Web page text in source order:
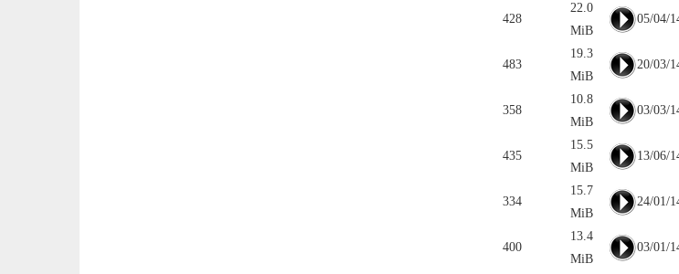
05/04/
22.0
MiB
428
20/03/
19.3
MiB
483
03/03/
10.8
MiB
358
13/06/
15.5
MiB
435
24/01/
15.7
MiB
334
03/01/
13.4
MiB
400